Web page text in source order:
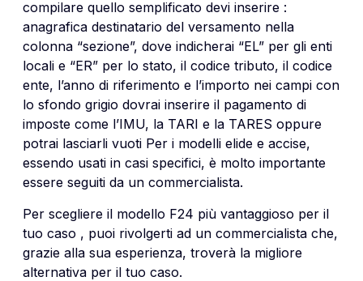
compilare quello semplificato devi inserire :
anagrafica destinatario del versamento nella
colonna “sezione”, dove indicherai “EL” per gli enti
locali e “ER” per lo stato, il codice tributo, il codice
ente, l’anno di riferimento e l’importo nei campi con
lo sfondo grigio dovrai inserire il pagamento di
imposte come l’IMU, la TARI e la TARES oppure
potrai lasciarli vuoti Per i modelli elide e accise,
essendo usati in casi specifici, è molto importante
essere seguiti da un commercialista.
Per scegliere il modello F24 più vantaggioso per il
tuo caso , puoi rivolgerti ad un commercialista che,
grazie alla sua esperienza, troverà la migliore
alternativa per il tuo caso.